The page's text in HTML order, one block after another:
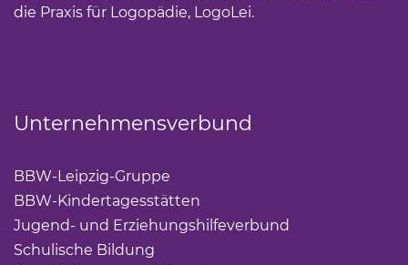
die Praxis für Logopädie, LogoLei.
Unternehmensverbund
BBW-Leipzig-Gruppe
BBW-Kindertagesstätten
Jugend- und Erziehungshilfeverbund
Schulische Bildung